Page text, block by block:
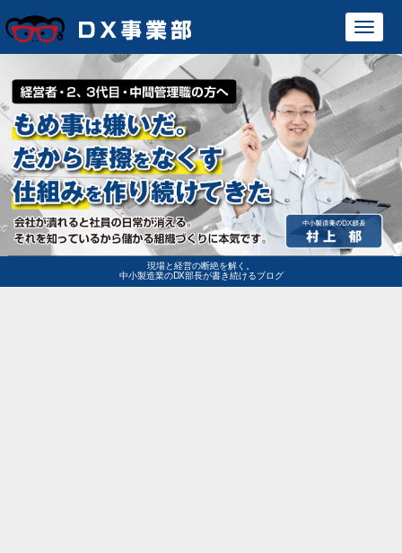
現場と経営の断絶を解く。
中小製造業のDX部長が書き続けるブログ